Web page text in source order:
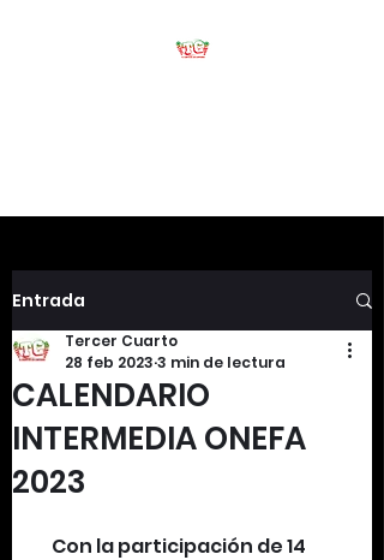
Entrada
CALENDARIO
INTERMEDIA ONEFA
2023
Tercer Cuarto
28 feb 2023 3 min de lectura